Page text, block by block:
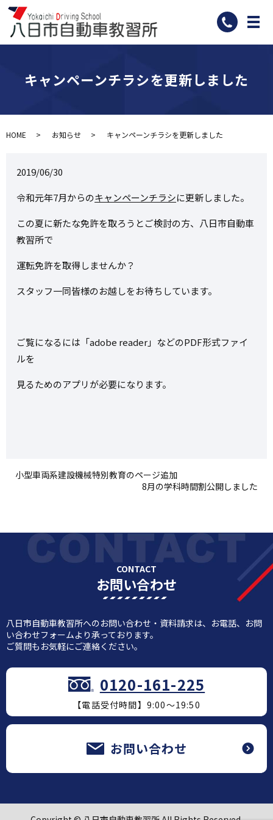
メ
キャンペーンチラシを更新しました
HOME お知らせ キャンペーンチラシを更新しました
2019/06/30
令和元年7月からのキャンペーンチラシに更新しました。
この夏に新たな免許を取ろうとご検討の方、八日市自動車
教習所で
運転免許を取得しませんか？
スタッフ一同皆様のお越しをお待ちしています。
ご覧になるには「adobe reader」などのPDF形式ファイ
ルを
見るためのアプリが必要になります。
小型車両系建設機械特別教育のページ追加
8月の学科時間割公開しました
CONTACT
お問い合わせ
八日市自動車教習所へのお問い合わせ・資料請求は、お電話、お問
い合わせフォームより承っております。
ご質問もお気軽にご連絡ください。
0120-161-225
【電話受付時間】9:00～19:50
お問い合わせ